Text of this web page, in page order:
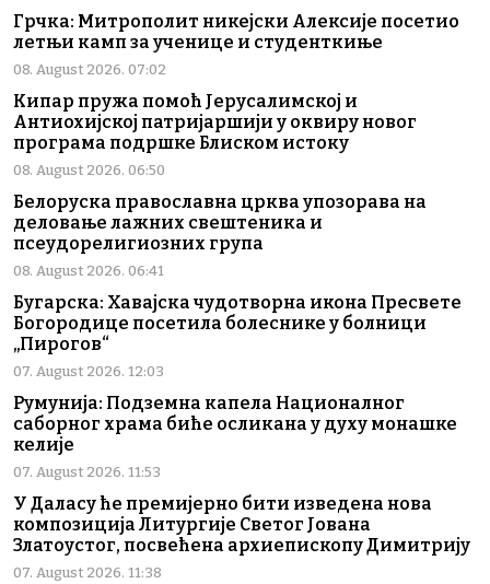
Грчка: Митрополит никејски Алексије посетио
летњи камп за ученице и студенткиње
08. August 2026. 07:02
Кипар пружа помоћ Јерусалимској и
Антиохијској патријаршији у оквиру новог
програма подршке Блиском истоку
08. August 2026. 06:50
Белоруска православна црква упозорава на
деловање лажних свештеника и
псеудорелигиозних група
08. August 2026. 06:41
Бугарска: Хавајска чудотворна икона Пресвете
Богородице посетила болеснике у болници
„Пирогов“
07. August 2026. 12:03
Румунија: Подземна капела Националног
саборног храма биће осликана у духу монашке
келије
07. August 2026. 11:53
У Даласу ће премијерно бити изведена нова
композиција Литургије Светог Јована
Златоустог, посвећена архиепископу Димитрију
07. August 2026. 11:38